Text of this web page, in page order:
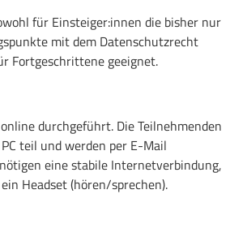
für Einsteiger:innen die bisher nur
mit dem Datenschutzrecht
Fortgeschrittene geeignet.
durchgeführt. Die Teilnehmenden
teil und werden per E-Mail
eine stabile Internetverbindung,
Headset (hören/sprechen).